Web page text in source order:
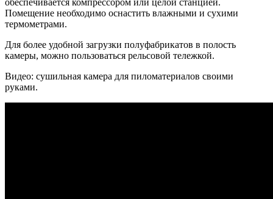
обеспечивается компрессором или целой станцией.
Помещение необходимо оснастить влажными и сухими
термометрами.
Для более удобной загрузки полуфабрикатов в полость
камеры, можно пользоваться рельсовой тележкой.
Видео: сушильная камера для пиломатериалов своими
руками.